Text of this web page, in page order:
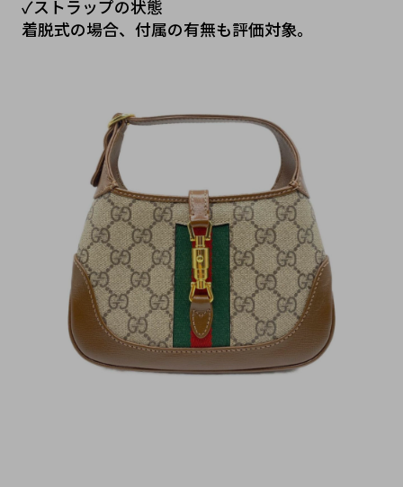
✓ストラップの状態
着脱式の場合、付属の有無も評価対象。